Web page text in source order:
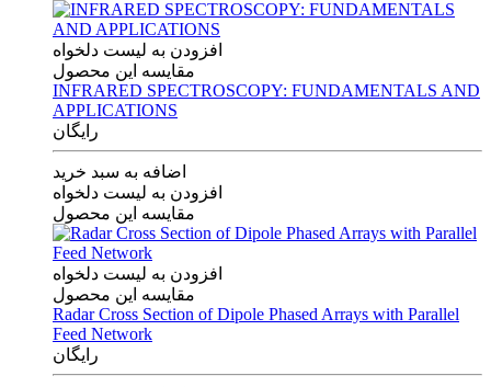
افزودن به لیست دلخواه
مقایسه این محصول
INFRARED SPECTROSCOPY: FUNDAMENTALS AND
APPLICATIONS
رایگان
اضافه به سبد خرید
افزودن به لیست دلخواه
مقایسه این محصول
افزودن به لیست دلخواه
مقایسه این محصول
Radar Cross Section of Dipole Phased Arrays with Parallel
Feed Network
رایگان